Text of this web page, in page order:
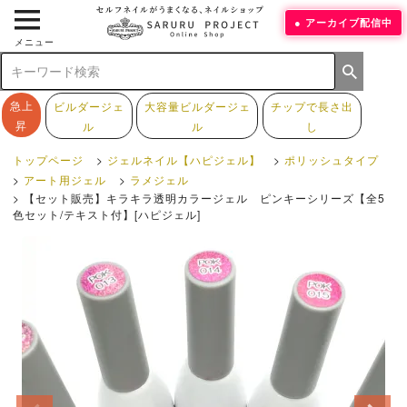
メニュー
急上
昇
ビルダージェ
ル
大容量ビルダージェ
ル
チップで長さ出
し
アーカイブ配信中
トップページ ジェルネイル【ハピジェル】
ポリッシュタイプ
アート用ジェル
ラメジェル
【セット販売】キラキラ透明カラージェル ピンキーシリーズ【全5
色セット/テキスト付】[ハピジェル]